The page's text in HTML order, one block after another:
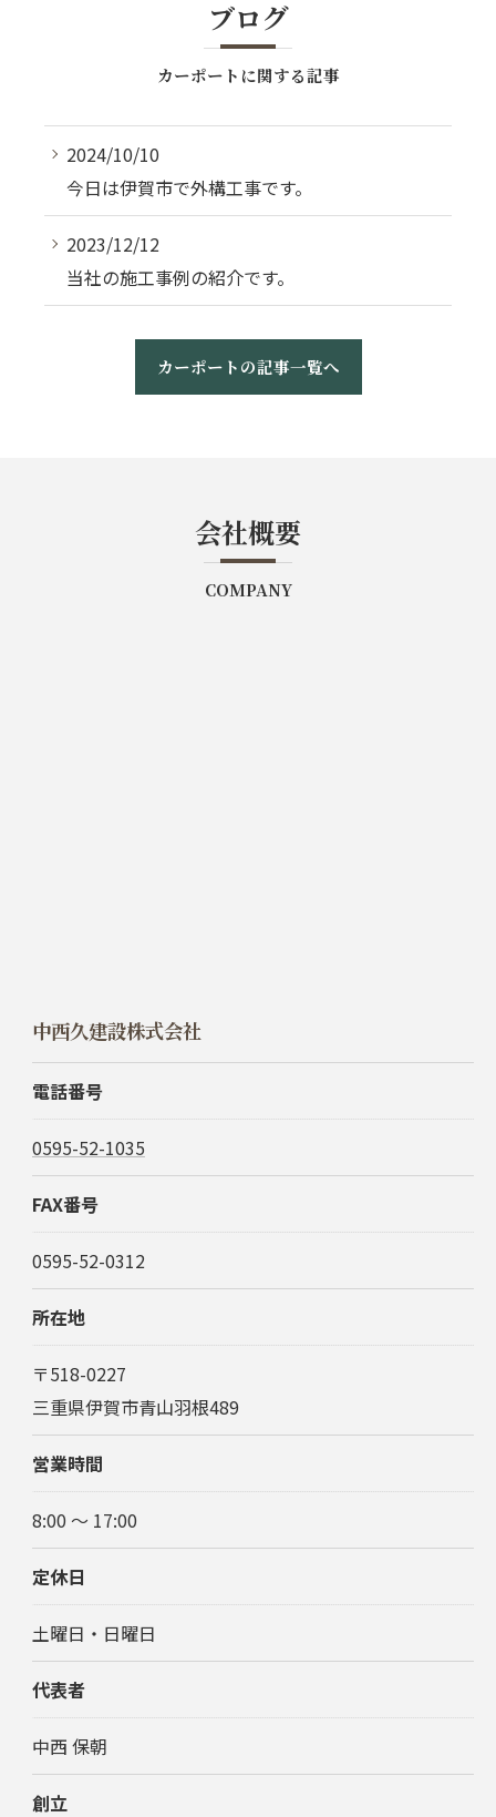
ブログ
カーポートに関する記事
2024/10/10
今日は伊賀市で外構工事です。
2023/12/12
当社の施工事例の紹介です。
カーポートの記事一覧へ
会社概要
COMPANY
中西久建設株式会社
電話番号
0595-52-1035
FAX番号
0595-52-0312
所在地
〒518-0227
三重県伊賀市青山羽根489
営業時間
8:00 〜 17:00
定休日
土曜日・日曜日
代表者
中西 保朝
創立